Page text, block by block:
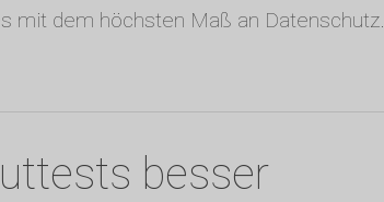
mit dem höchsten Maß an Datenschutz.
besser